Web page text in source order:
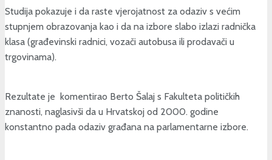
Studija pokazuje i da raste vjerojatnost za odaziv s većim
stupnjem obrazovanja kao i da na izbore slabo izlazi radnička
klasa (građevinski radnici, vozači autobusa ili prodavači u
trgovinama).
Rezultate je komentirao Berto Šalaj s Fakulteta političkih
znanosti, naglasivši da u Hrvatskoj od 2000. godine
konstantno pada odaziv građana na parlamentarne izbore.